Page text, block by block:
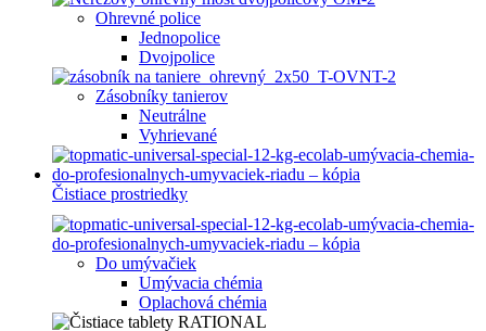
Ohrevné police
Jednopolice
Dvojpolice
Zásobníky tanierov
Neutrálne
Vyhrievané
Čistiace prostriedky
Do umývačiek
Umývacia chémia
Oplachová chémia